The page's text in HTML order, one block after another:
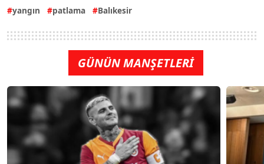
yangın patlama Balıkesir
GÜNÜN MANŞETLERİ